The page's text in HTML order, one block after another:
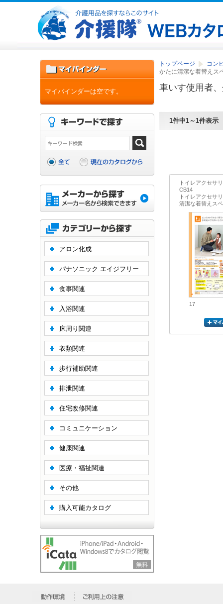
トップページ
コン
かたに清潔な着替えス
車いす使用者
1件中1～1件表示
トイレアクセサ
CB14
トイレアクセサ
清潔な着替えス
17
マイバインダーは空です。
アロン化成
パナソニック エイジフリー
食事関連
入浴関連
床周り関連
衣類関連
歩行補助関連
排泄関連
住宅改修関連
コミュニケーション
健康関連
医療・福祉関連
その他
購入可能カタログ